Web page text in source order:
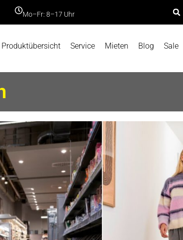
Mo–Fr: 8–17 Uhr
Produktübersicht Service Mieten Blog Sale